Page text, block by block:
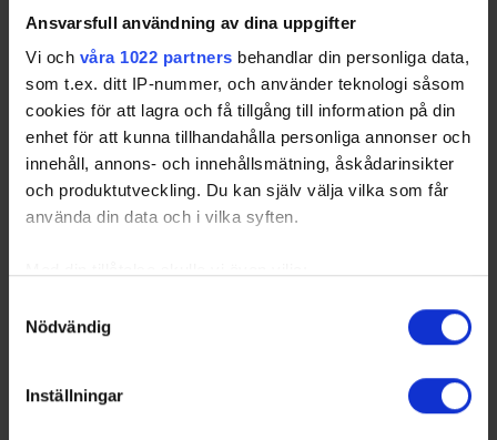
Ansvarsfull användning av dina uppgifter
Vi och våra 1022 partners behandlar din personliga data,
som t.ex. ditt IP-nummer, och använder teknologi såsom
cookies för att lagra och få tillgång till information på din
enhet för att kunna tillhandahålla personliga annonser och
innehåll, annons- och innehållsmätning, åskådarinsikter
och produktutveckling. Du kan själv välja vilka som får
använda din data och i vilka syften.
som kan ha en noggrannhet på upp till flera meter
Ta reda på mer om hur dina personliga uppgifter
Nödvändig
Inställningar